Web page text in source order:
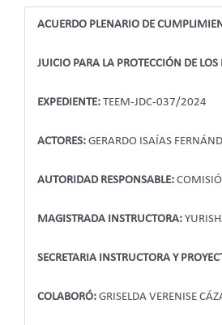
ACUERDO PLENARIO DE
JUICIO PARA LA PROTECCIÓN DE
EXPEDIENTE: TEEM-JDC-037/2024
ACTORES: GERARDO ISAÍAS
AUTORIDAD RESPONSABLE:
MAGISTRADA INSTRUCTORA:
SECRETARIA INSTRUCTORA Y
COLABORÓ: GRISELDA VERENISE